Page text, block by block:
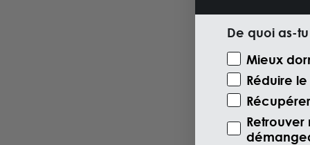
De quoi as-
Motivazione
Mieux
Réduire le